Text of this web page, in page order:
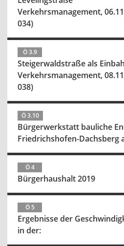
Verkehrsmanagement,
034)
Ö 3.9
Steigerwaldstraße als
Verkehrsmanagement,
038)
Ö 3.10
Bürgerwerkstatt bauliche
Friedrichshofen-Dachsberg
Ö 4
Bürgerhaushalt 2019
Ö 5
Ergebnisse der
in der: